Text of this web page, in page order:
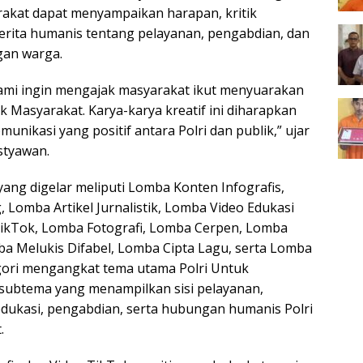
dapat menyampaikan harapan, kritik
humanis tentang pelayanan, pengabdian, dan
warga.
ingin mengajak masyarakat ikut menyuarakan
Masyarakat. Karya-karya kreatif ini diharapkan
yang positif antara Polri dan publik,” ujar
digelar meliputi Lomba Konten Infografis,
Artikel Jurnalistik, Lomba Video Edukasi
Lomba Fotografi, Lomba Cerpen, Lomba
Melukis Difabel, Lomba Cipta Lagu, serta Lomba
mengangkat tema utama Polri Untuk
yang menampilkan sisi pelayanan,
pengabdian, serta hubungan humanis Polri